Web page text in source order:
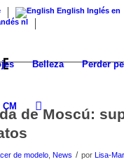
English Inglés en
nl
Belleza Perder
de Moscú:
de modelo News / por Lisa-